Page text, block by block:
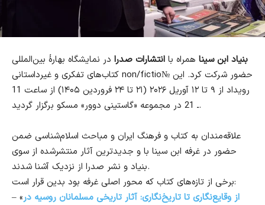
بنیاد ابن سینا همراه با انتشارات صدرا در نمایشگاه بهارهٔ بین‌المللی
کتاب‌های تفکری و غیرداستانی non/fictio№ حضور شرکت کرد. این
رویداد از ۹ تا ۱۲ آوریل ۲۰۲۶ (۲۱ تا ۲۴ فروردین ۱۴۰۵) از ساعت 11
ـ 21 در مجموعه «گاستینی دوور» مسکو برگزار گردید.
علاقه‌مندان به کتاب و فرهنگ ایران و مباحث اسلام‌شناسی ضمن
حضور در غرفه ابن سینا با و جدیدترین آثار منتشرشده از سوی
بنیاد و نشر صدرا از نزدیک آشنا شدند.
برخی از تازه‌های کتاب که محور اصلی غرفه بود بدین قرار است:
– «از وقایع‌نگاری تا تاریخ‌نگاری: آثار تاریخی مسلمانان روسیه در